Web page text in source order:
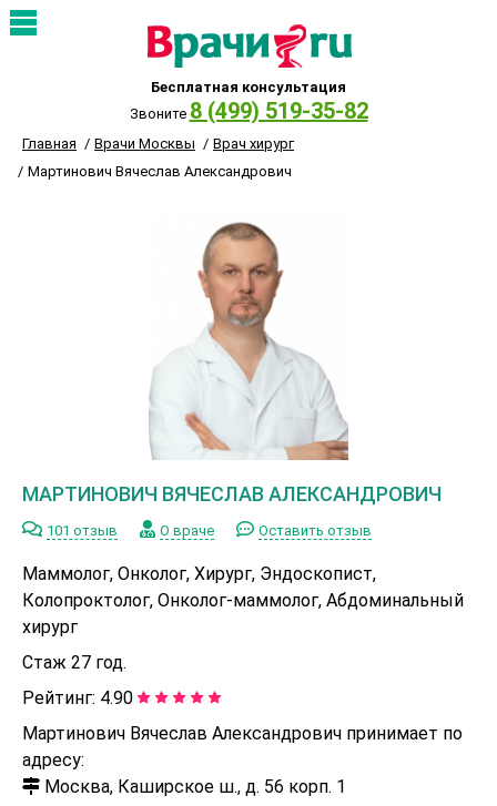
Бесплатная консультация
Звоните 8 (499) 519-35-82
Главная Врачи Москвы
Врач хирург
Мартинович Вячеслав Александрович
МАРТИНОВИЧ ВЯЧЕСЛАВ АЛЕКСАНДРОВИЧ
101 отзыв О враче Оставить отзыв
Маммолог, Онколог, Хирург, Эндоскопист,
Колопроктолог, Онколог-маммолог, Абдоминальный
хирург
Стаж 27 год.
Рейтинг: 4.90
Мартинович Вячеслав Александрович принимает по
адресу:
Москва, Каширское ш., д. 56 корп. 1